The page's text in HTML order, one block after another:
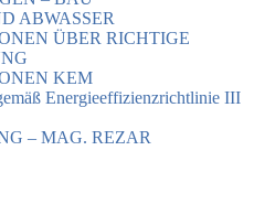
ABWASSER
ÜBER RICHTIGE
KEM
Energieeffizienzrichtlinie III
– MAG. REZAR